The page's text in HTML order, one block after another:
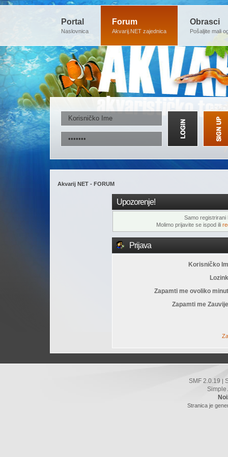
Portal
Naslovnica
Forum
Akvarij.NET zajednica
Obrasci
Pošaljite mali
Akvarij NET - FORUM
Upozorenje!
Samo registrirani
Molimo prijavite se ispod ili
Prijava
Korisničko
Zapamti me ovoliko
Zapamti me
SMF 2.0.19
Simple
Stranica je